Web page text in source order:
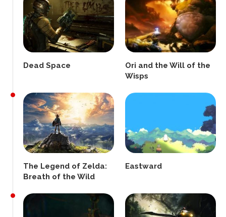
Dead Space
Ori and the Will of the
Wisps
The Legend of Zelda:
Breath of the Wild
Eastward